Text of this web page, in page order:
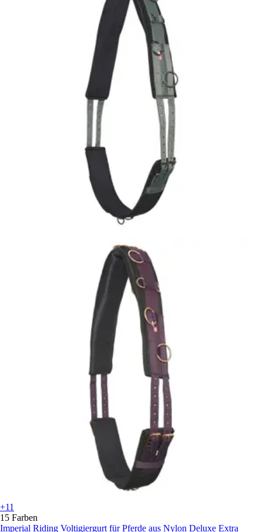
+11
15 Farben
Imperial Riding Voltigiergurt für Pferde aus Nylon Deluxe Extra